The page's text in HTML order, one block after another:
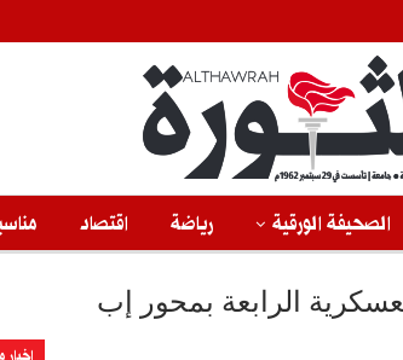
الصحيفة الورقية رياضة اقتصاد
الرابعة بمحور إب